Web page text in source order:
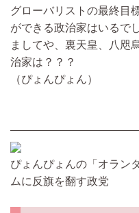
グローバリストの最終目
ができる政治家はいるで
ましてや、裏天皇、八咫
治家は？？？
（ぴょんぴょん）
ぴょんぴょんの「オラン
ムに反旗を翻す政党